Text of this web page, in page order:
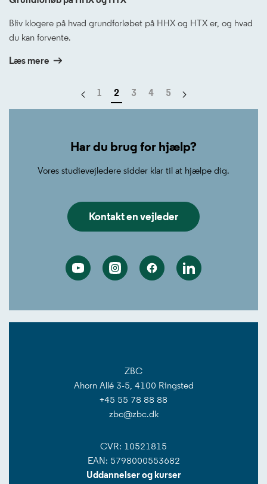
Bliv klogere på hvad grundforløbet på HHX og HTX er, og hvad
du kan forvente.
Læs mere
Forrige side
1 2 3 4 5
Har du brug for hjælp?
Vores studievejledere sidder klar til at hjælpe dig.
Kontakt en vejleder
YoutubeInstagramFacebookLinkedin
ZBC
Ahorn Allé 3-5, 4100 Ringsted
+45 55 78 88 88
zbc@zbc.dk
CVR: 10521815
EAN: 5798000553682
Uddannelser og kurser